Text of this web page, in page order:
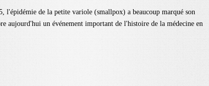
l'épidémie de la petite variole (smallpox) a beaucoup marqué son
aujourd'hui un événement important de l'histoire de la médecine en